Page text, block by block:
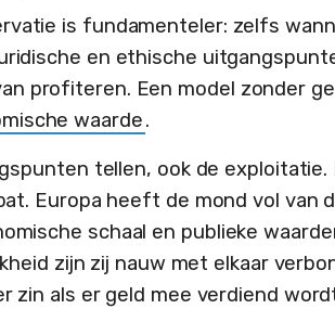
is fundamenteler: zelfs
en ethische
profiteren. Een model zonder
waarde.
tellen, ook de exploitatie.
Europa heeft de mond vol van
schaal en publieke
zijn zij nauw met elkaar
zin als er geld mee verdiend